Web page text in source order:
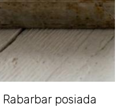
Rabarbar posiada